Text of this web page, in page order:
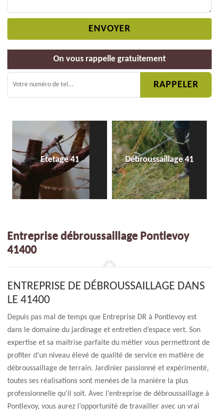
On vous rappelle gratuitement
Etetage 41 Débroussaillage 41
Entreprise débroussaillage Pontlevoy
41400
ENTREPRISE DE DÉBROUSSAILLAGE DANS
LE 41400
Depuis pas mal de temps que Entreprise DR à Pontlevoy est
dans le domaine du jardinage et entretien d’espace vert. Son
expertise et sa maitrise parfaite du métier vous permettront de
profiter d’un niveau élevé de qualité de service en matière de
débroussaillage de terrain. Jardinier passionné et expérimenté,
toutes ses réalisations sont menées de la manière la plus
professionnelle qu’il soit. Avec l’entreprise de débroussaillage à
Pontlevoy, vous aurez l’opportunité de travailler avec un vrai